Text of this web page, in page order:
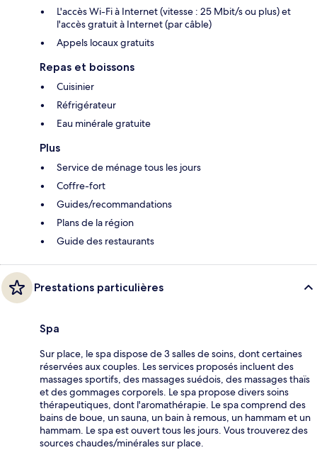
L'accès Wi-Fi à Internet (vitesse : 25 Mbit/s ou plus) et
l'accès gratuit à Internet (par câble)
Appels locaux gratuits
Repas et boissons
Cuisinier
Réfrigérateur
Eau minérale gratuite
Plus
Service de ménage tous les jours
Coffre-fort
Guides/recommandations
Plans de la région
Guide des restaurants
Prestations particulières
Spa
Sur place, le spa dispose de 3 salles de soins, dont certaines
réservées aux couples. Les services proposés incluent des
massages sportifs, des massages suédois, des massages thaïs
et des gommages corporels. Le spa propose divers soins
thérapeutiques, dont l'aromathérapie. Le spa comprend des
bains de boue, un sauna, un bain à remous, un hammam et un
hammam. Le spa est ouvert tous les jours. Vous trouverez des
sources chaudes/minérales sur place.